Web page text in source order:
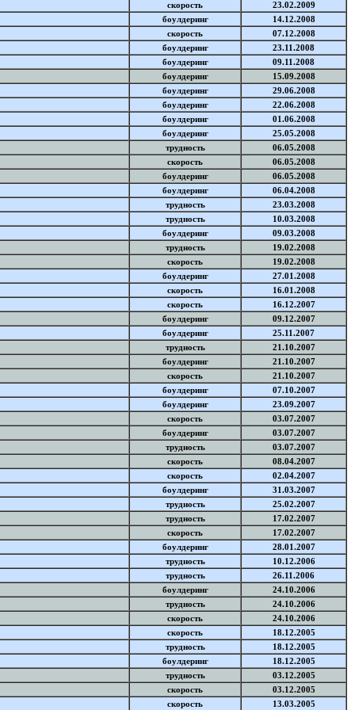
скорость
23.02.2009
боулдеринг
14.12.2008
скорость
07.12.2008
боулдеринг
23.11.2008
боулдеринг
09.11.2008
боулдеринг
15.09.2008
боулдеринг
29.06.2008
боулдеринг
22.06.2008
боулдеринг
01.06.2008
боулдеринг
25.05.2008
трудность
06.05.2008
скорость
06.05.2008
боулдеринг
06.05.2008
боулдеринг
06.04.2008
трудность
23.03.2008
трудность
10.03.2008
боулдеринг
09.03.2008
трудность
19.02.2008
скорость
19.02.2008
боулдеринг
27.01.2008
скорость
16.01.2008
скорость
16.12.2007
боулдеринг
09.12.2007
боулдеринг
25.11.2007
трудность
21.10.2007
боулдеринг
21.10.2007
скорость
21.10.2007
боулдеринг
07.10.2007
боулдеринг
23.09.2007
скорость
03.07.2007
боулдеринг
03.07.2007
трудность
03.07.2007
скорость
08.04.2007
скорость
02.04.2007
боулдеринг
31.03.2007
трудность
25.02.2007
трудность
17.02.2007
скорость
17.02.2007
боулдеринг
28.01.2007
трудность
10.12.2006
трудность
26.11.2006
боулдеринг
24.10.2006
трудность
24.10.2006
скорость
24.10.2006
скорость
18.12.2005
трудность
18.12.2005
боулдеринг
18.12.2005
трудность
03.12.2005
скорость
03.12.2005
скорость 13.03.2005